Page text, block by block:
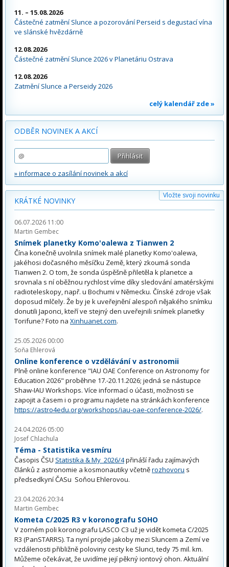
11. – 15.08.2026
Částečné zatmění Slunce a pozorování Perseid s degustací vína
ve slánské hvězdárně
12.08.2026
Částečné zatmění Slunce 2026 v Planetáriu Ostrava
12.08.2026
Zatmění Slunce a Perseidy 2026
celý kalendář zde »
ODBĚR NOVINEK A AKCÍ
» informace o zasílání novinek a akcí
Vložte svoji novinku
KRÁTKÉ NOVINKY
06.07.2026 11:00
Martin Gembec
Snímek planetky Komo'oalewa z Tianwen 2
Čína konečně uvolnila snímek malé planetky Komo'oalewa,
jakéhosi dočasného měsíčku Země, který zkoumá sonda
Tianwen 2. O tom, že sonda úspěšně přiletěla k planetce a
srovnala s ní oběžnou rychlost víme díky sledování amatérskými
radioteleskopy, např. u Bochumi v Německu. Čínské zdroje však
doposud mlčely. Že by je k uveřejnění alespoň nějakého snímku
donutili Japonci, kteří ve stejný den uveřejnili snímek planetky
Torifune? Foto na Xinhuanet.com.
25.05.2026 00:00
Soňa Ehlerová
Online konference o vzdělávání v astronomii
Plně online konference "IAU OAE Conference on Astronomy for
Education 2026" proběhne 17.-20.11.2026; jedná se nástupce
Shaw-IAU Workshops. Více informací o účasti, možnosti se
zapojit a časem i o programu najdete na stránkách konference
https://astro4edu.org/workshops/iau-oae-conference-2026/.
24.04.2026 05:00
Josef Chlachula
Téma - Statistika vesmíru
Časopis ČSU Statistika & My 2026/4přináší řadu zajímavých
článků z astronomie a kosmonautiky včetněrozhovoru s
předsedkyní ČASu Soňou Ehlerovou.
23.04.2026 20:34
Martin Gembec
Kometa C/2025 R3 v koronografu SOHO
V zorném poli koronografu LASCO C3 už je vidět kometa C/2025
R3 (PanSTARRS). Ta nyní projde jakoby mezi Sluncem a Zemí ve
vzdálenosti přibližně poloviny cesty ke Slunci, tedy 75 mil. km.
Můžeme očekávat, že uvidíme její pěkný iontový ohon. Aktuální